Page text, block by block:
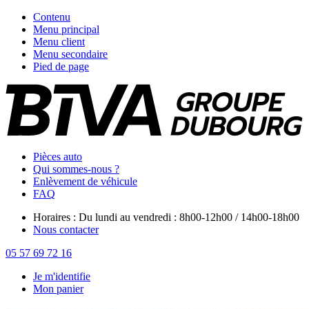
Contenu
Menu principal
Menu client
Menu secondaire
Pied de page
Pièces auto
Qui sommes-nous ?
Enlèvement de véhicule
FAQ
Horaires : Du lundi au vendredi : 8h00-12h00 / 14h00-18h00
Nous contacter
05 57 69 72 16
Je m'identifie
Mon panier